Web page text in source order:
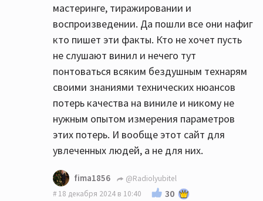
мастеринге, тиражировании и
воспроизведении. Да пошли все они нафиг
кто пишет эти факты. Кто не хочет пусть
не слушают винил и нечего тут
понтоваться всяким бездушным технарям
своими знаниями технических нюансов
потерь качества на виниле и никому не
нужным опытом измерения параметров
этих потерь. И вообще этот сайт для
увлеченных людей, а не для них.
fima1856
@Radiolyubitel
18 декабря 2024 в 10:40
30